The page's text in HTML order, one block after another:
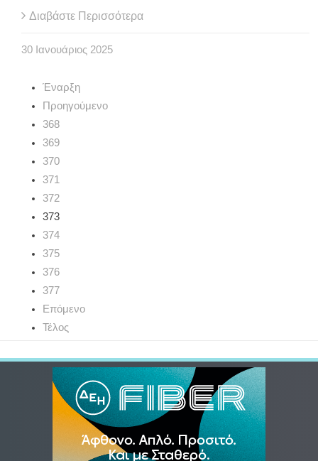
Διαβάστε Περισσότερα
30 Ιανουάριος 2025
Έναρξη
Προηγούμενο
368
369
370
371
372
373
374
375
376
377
Επόμενο
Τέλος